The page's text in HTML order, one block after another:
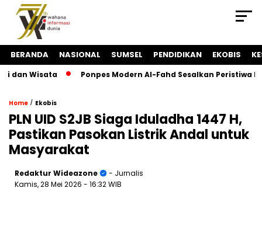
BERANDA NASIONAL SUMSEL PENDIDIKAN EKOBIS
Wisata Ponpes Modern Al-Fahd Sesalkan Peristiwa
Home / Ekobis
PLN UID S2JB Siaga Iduladha 1447 H,
Pastikan Pasokan Listrik Andal untuk
Masyarakat
Redaktur Wideazone
- Jurnalis
Kamis, 28 Mei 2026 - 16:32 WIB